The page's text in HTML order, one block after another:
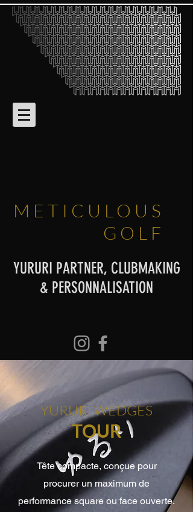
METICULOUS
GOLF
YURURI PARTNER, CLUBMAKING
& PERSONNALISATION
YURURI WEDGES
TOUR
Tête compacte, conçue pour
procurer un maximum de
performance square ou face ouverte.